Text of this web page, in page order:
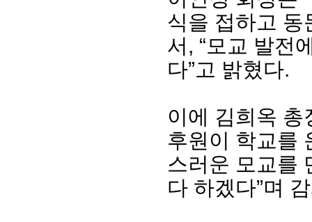
이사장 인사말
연혁·사업실적
역대 이사장
총동창
지부·
언론에
동창회
포토뉴
영상갤
식을 접하고 동
서, “모교 발전
다”고 밝혔다.
이에 김희옥 총
후원이 학교를
스러운 모교를
다 하겠다”며